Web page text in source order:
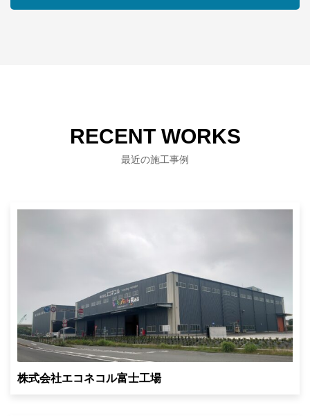
RECENT WORKS
最近の施工事例
株式会社エコネコル富士工場